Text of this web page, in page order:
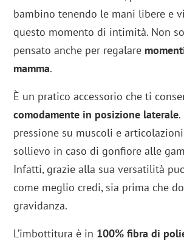
bambino tenendo le mani libere e
questo momento di intimità. Non
pensato anche per regalare
mamma.
È un pratico accessorio che ti
comodamente in posizione laterale
pressione su muscoli e
sollievo in caso di gonfiore alle
Infatti, grazie alla sua versatilità
come meglio credi, sia prima che
gravidanza.
L’imbottitura è in 100% fibra di